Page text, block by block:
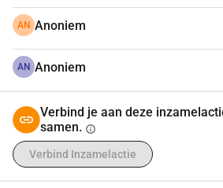
AN Anoniem
AN Anoniem
Verbind je aan deze
samen. info
Verbind Inzamelactie